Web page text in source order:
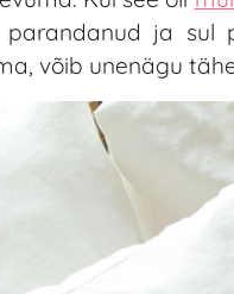
parandanud ja
võib unenägu